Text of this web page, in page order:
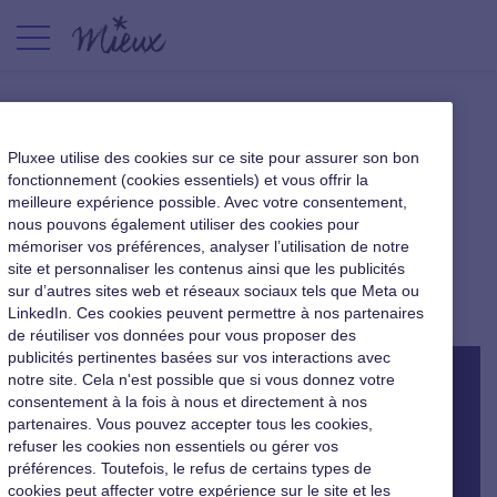
[Podcast] Mieux, le podcast
qui interroge le monde du
travail : bienvenue dans la
saison 3
Nouveaux usages au travail|29 novembre 2022
Pluxee utilise des cookies sur ce site pour assurer son bon
fonctionnement (cookies essentiels) et vous offrir la
meilleure expérience possible. Avec votre consentement,
nous pouvons également utiliser des cookies pour
mémoriser vos préférences, analyser l’utilisation de notre
site et personnaliser les contenus ainsi que les publicités
sur d’autres sites web et réseaux sociaux tels que Meta ou
LinkedIn. Ces cookies peuvent permettre à nos partenaires
de réutiliser vos données pour vous proposer des
publicités pertinentes basées sur vos interactions avec
notre site. Cela n'est possible que si vous donnez votre
consentement à la fois à nous et directement à nos
partenaires. Vous pouvez accepter tous les cookies,
refuser les cookies non essentiels ou gérer vos
préférences. Toutefois, le refus de certains types de
cookies peut affecter votre expérience sur le site et les